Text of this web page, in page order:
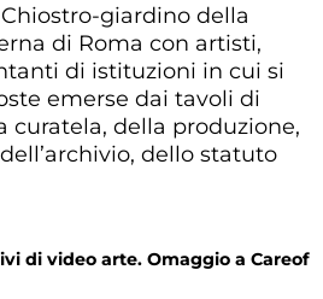
giardino della
di Roma con artisti,
di istituzioni in cui si
emerse dai tavoli di
curatela, della produzione,
dello statuto
di video arte. Omaggio a Careof